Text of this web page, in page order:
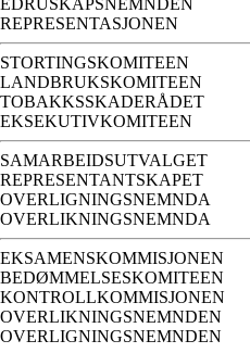
REPRESENTASJONEN
STORTINGSKOMITEEN
LANDBRUKSKOMITEEN
TOBAKKSSKADERÅDET
EKSEKUTIVKOMITEEN
SAMARBEIDSUTVALGET
REPRESENTANTSKAPET
OVERLIGNINGSNEMNDA
OVERLIKNINGSNEMNDA
EKSAMENSKOMMISJONEN
BEDØMMELSESKOMITEEN
KONTROLLKOMMISJONEN
OVERLIKNINGSNEMNDEN
OVERLIGNINGSNEMNDEN